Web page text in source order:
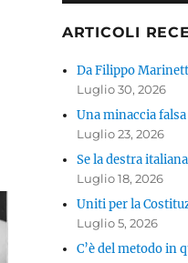
ARTICOLI
Da Filippo
Luglio 30, 2026
Una minaccia
Luglio 23, 2026
Se la destra
Luglio 18, 2026
Uniti per la
Luglio 5, 2026
C’è del metodo in